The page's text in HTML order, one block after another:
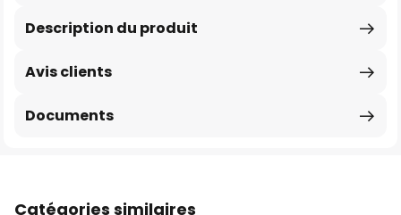
Description du produit
Avis clients
Documents
Catégories similaires